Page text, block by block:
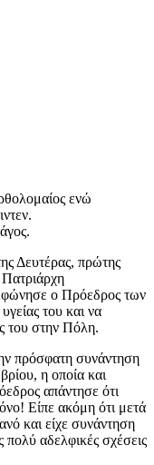
ενώ
πρώτης
ο Πρόεδρος των
του και να
του στην Πόλη.
πρόσφατη συνάντηση
η οποία και
απάντησε ότι
Είπε ακόμη ότι μετά
και είχε συνάντηση
αδελφικές σχέσεις